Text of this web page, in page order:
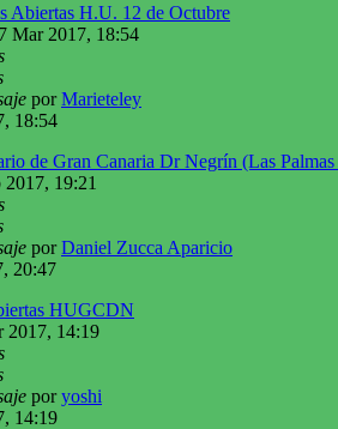
Abiertas H.U. 12 de Octubre
Mar 2017, 18:54
porMarieteley
18:54
de Gran Canaria Dr Negrín (Las
2017, 19:21
porDaniel Zucca Aparicio
20:47
HUGCDN
2017, 14:19
poryoshi
14:19